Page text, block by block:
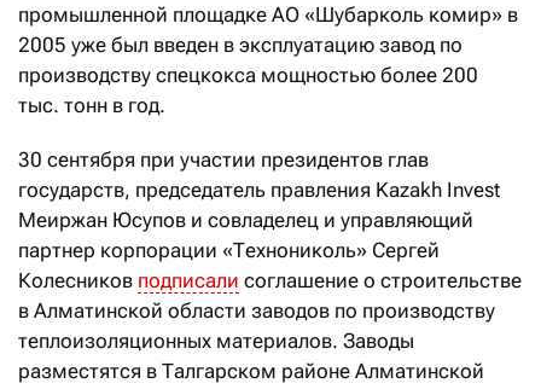
промышленной площадке АО «Шубарколь комир» в
2005 уже был введен в эксплуатацию завод по
производству спецкокса мощностью более 200
тыс. тонн в год.
30 сентября при участии президентов глав
государств, председатель правления Kazakh Invest
Меиржан Юсупов и совладелец и управляющий
партнер корпорации «Технониколь» Сергей
Колесников подписали соглашение о строительстве
в Алматинской области заводов по производству
теплоизоляционных материалов. Заводы
разместятся в Талгарском районе Алматинской